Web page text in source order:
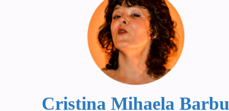
Cristina Mihaela Barbu